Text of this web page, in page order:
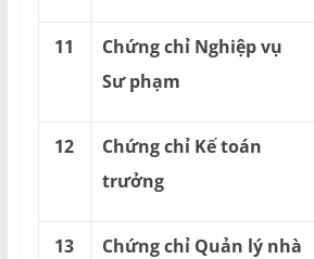
11
Chứng chỉ Nghiệp vụ
Sư phạm
12
Chứng chỉ Kế toán
trưởng
13
Chứng chỉ Quản lý nhà